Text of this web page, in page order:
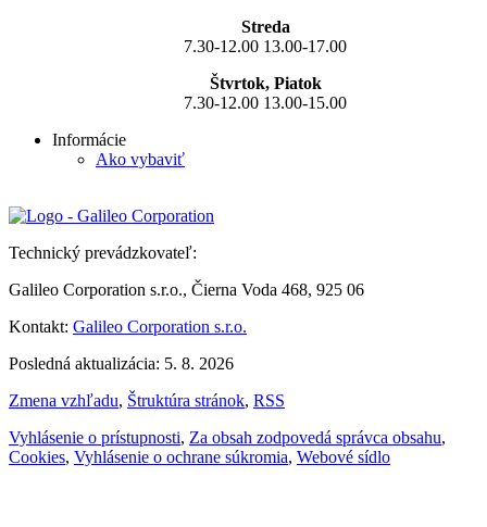
Streda
7.30-12.00 13.00-17.00
Štvrtok, Piatok
7.30-12.00 13.00-15.00
Informácie
Ako vybaviť
Technický prevádzkovateľ:
Galileo Corporation s.r.o., Čierna Voda 468, 925 06
Kontakt: Galileo Corporation s.r.o.
Posledná aktualizácia: 5. 8. 2026
Zmena vzhľadu, Štruktúra stránok, RSS
Vyhlásenie o prístupnosti, Za obsah zodpovedá správca obsahu,
Cookies, Vyhlásenie o ochrane súkromia, Webové sídlo